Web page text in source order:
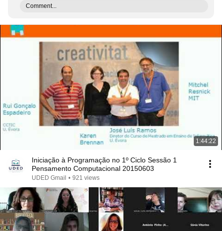
Comment...
1:44:22
Iniciação à Programação no 1º Ciclo Sessão 1
Pensamento Computacional 20150603
UDED Gmail • 921 views